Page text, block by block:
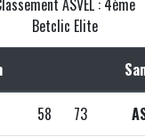
ASVEL : 4ème
Betclic Elite
58 73